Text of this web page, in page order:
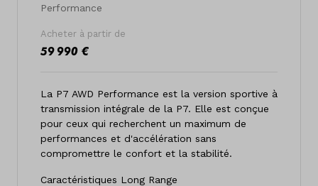
Performance
Acheter à partir de
59 990 €
La P7 AWD Performance est la version sportive à
transmission intégrale de la P7. Elle est conçue
pour ceux qui recherchent un maximum de
performances et d'accélération sans
compromettre le confort et la stabilité.
Caractéristiques Long Range